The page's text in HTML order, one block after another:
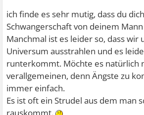
ich finde es sehr mutig, dass du
Schwangerschaft von deinem
Manchmal ist es leider so, dass wir
Universum ausstrahlen und es
runterkommt. Möchte es natürlich
verallgemeinen, denn Ängste zu
immer einfach.
Es ist oft ein Strudel aus dem man
rauskommt.